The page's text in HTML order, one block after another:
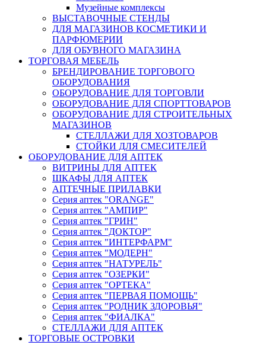
Музейные комплексы
ВЫСТАВОЧНЫЕ СТЕНДЫ
ДЛЯ МАГАЗИНОВ КОСМЕТИКИ И
ПАРФЮМЕРИИ
ДЛЯ ОБУВНОГО МАГАЗИНА
ТОРГОВАЯ МЕБЕЛЬ
БРЕНДИРОВАНИЕ ТОРГОВОГО
ОБОРУДОВАНИЯ
ОБОРУДОВАНИЕ ДЛЯ ТОРГОВЛИ
ОБОРУДОВАНИЕ ДЛЯ СПОРТТОВАРОВ
ОБОРУДОВАНИЕ ДЛЯ СТРОИТЕЛЬНЫХ
МАГАЗИНОВ
СТЕЛЛАЖИ ДЛЯ ХОЗТОВАРОВ
СТОЙКИ ДЛЯ СМЕСИТЕЛЕЙ
ОБОРУДОВАНИЕ ДЛЯ АПТЕК
ВИТРИНЫ ДЛЯ АПТЕК
ШКАФЫ ДЛЯ АПТЕК
АПТЕЧНЫЕ ПРИЛАВКИ
Серия аптек "ORANGE"
Серия аптек "АМПИР"
Серия аптек "ГРИН"
Серия аптек "ДОКТОР"
Серия аптек "ИНТЕРФАРМ"
Серия аптек "МОДЕРН"
Серия аптек "НАТУРЕЛЬ"
Серия аптек "ОЗЕРКИ"
Серия аптек "ОРТЕКА"
Серия аптек "ПЕРВАЯ ПОМОЩЬ"
Серия аптек "РОДНИК ЗДОРОВЬЯ"
Серия аптек "ФИАЛКА"
СТЕЛЛАЖИ ДЛЯ АПТЕК
ТОРГОВЫЕ ОСТРОВКИ